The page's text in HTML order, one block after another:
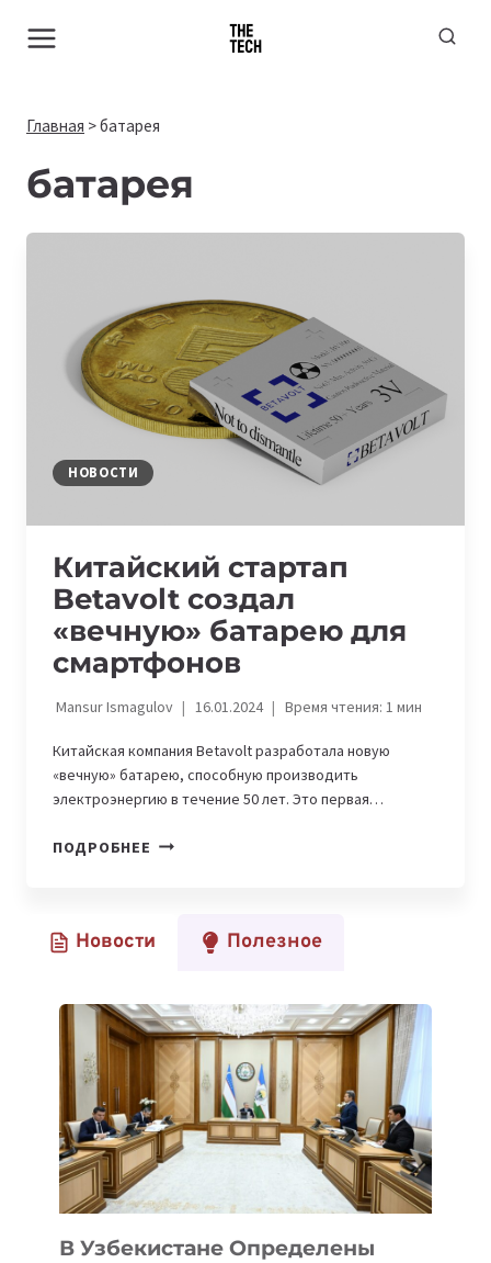
Главная >батарея
батарея
НОВОСТИ
Китайский стартап
Betavolt создал
«вечную» батарею для
смартфонов
Mansur Ismagulov 16.01.2024 Время чтения: 1мин
Китайская компания Betavolt разработала новую
«вечную» батарею, способную производить
электроэнергию в течение 50 лет. Это первая…
ПОДРОБНЕЕ КИТАЙСКИЙ
«ВЕЧНУЮ»
СМАРТФОНОВ
Новости Полезное
В Узбекистане Определены